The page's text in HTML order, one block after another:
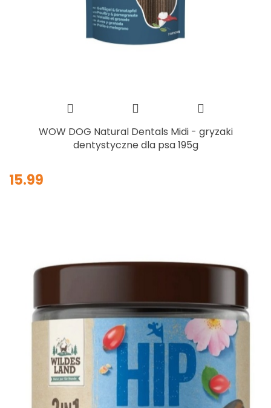
WOW DOG Natural Dentals Midi - gryzaki
dentystyczne dla psa 195g
15.99